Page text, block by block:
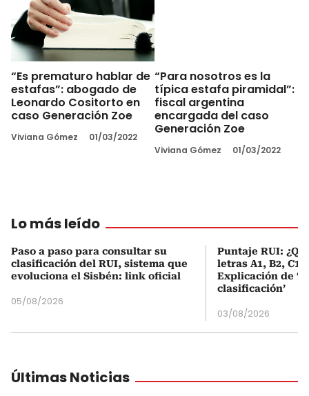
“Es prematuro hablar de
estafas”: abogado de
Leonardo Cositorto en
caso Generación Zoe
Viviana Gómez 01/03/2022
“Para nosotros es la
típica estafa piramidal”:
fiscal argentina
encargada del caso
Generación Zoe
Viviana Gómez 01/03/2022
Lo más leído
Paso a paso para consultar su
clasificación del RUI, sistema que
evoluciona el Sisbén: link oficial
05/08/2026
Puntaje RUI:
letras A1, B2, C1
Explicación de
clasificación’
03/08/2026
Últimas Noticias